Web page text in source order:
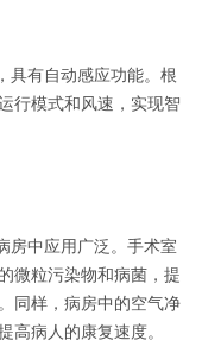
有自动感应功能。根
行模式和风速，实现智
中应用广泛。手术室
微粒污染物和病菌，提
同样，病房中的空气净
高病人的康复速度。